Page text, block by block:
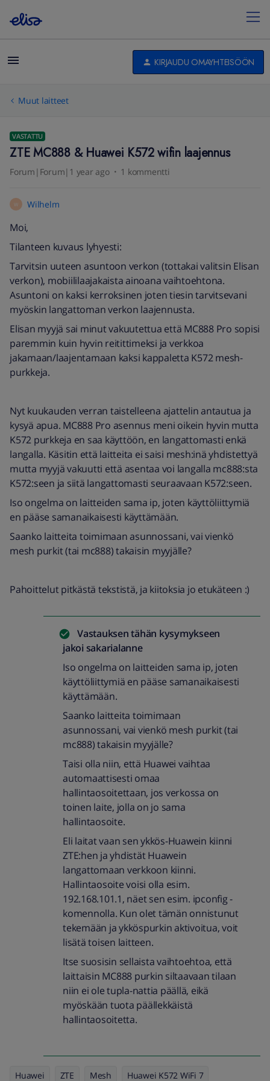
KIRJAUDU OMAYHTEISÖÖN
Muut laitteet
VASTATTU
ZTE MC888 & Huawei K572 wifin laajennus
Forum|Forum|1 year ago 1 kommentti
W Wilhelm
Moi,
Tilanteen kuvaus lyhyesti:
Tarvitsin uuteen asuntoon verkon (tottakai valitsin Elisan
verkon), mobiililaajakaista ainoana vaihtoehtona.
Asuntoni on kaksi kerroksinen joten tiesin tarvitsevani
myöskin langattoman verkon laajennusta.
Elisan myyjä sai minut vakuutettua että MC888 Pro sopisi
paremmin kuin hyvin reitittimeksi ja verkkoa
jakamaan/laajentamaan kaksi kappaletta K572 mesh-
purkkeja.
Nyt kuukauden verran taistelleena ajattelin antautua ja
kysyä apua. MC888 Pro asennus meni oikein hyvin mutta
K572 purkkeja en saa käyttöön, en langattomasti enkä
langalla. Käsitin että laitteita ei saisi mesh:inä yhdistettyä
mutta myyjä vakuutti että asentaa voi langalla mc888:sta
K572:seen ja siitä langattomasti seuraavaan K572:seen.
Iso ongelma on laitteiden sama ip, joten käyttöliittymiä
en pääse samanaikaisesti käyttämään.
Saanko laitteita toimimaan asunnossani, vai vienkö
mesh purkit (tai mc888) takaisin myyjälle?
Pahoittelut pitkästä tekstistä, ja kiitoksia jo etukäteen :)
Vastauksen tähän kysymykseen
jakoi sakarialanne
Iso ongelma on laitteiden sama ip, joten
käyttöliittymiä en pääse samanaikaisesti
käyttämään.
Saanko laitteita toimimaan
asunnossani, vai vienkö mesh purkit (tai
mc888) takaisin myyjälle?
Taisi olla niin, että Huawei vaihtaa
automaattisesti omaa
hallintaosoitettaan, jos verkossa on
toinen laite, jolla on jo sama
hallintaosoite.
Eli laitat vaan sen ykkös-Huawein kiinni
ZTE:hen ja yhdistät Huawein
langattomaan verkkoon kiinni.
Hallintaosoite voisi olla esim.
192.168.101.1, näet sen esim. ipconfig -
komennolla. Kun olet tämän onnistunut
tekemään ja ykköspurkin aktivoitua, voit
lisätä toisen laitteen.
Itse suosisin sellaista vaihtoehtoa, että
laittaisin MC888 purkin siltaavaan tilaan
niin ei ole tupla-nattia päällä, eikä
myöskään tuota päällekkäistä
hallintaosoitetta.
Huawei ZTE Mesh Huawei K572 WiFi 7